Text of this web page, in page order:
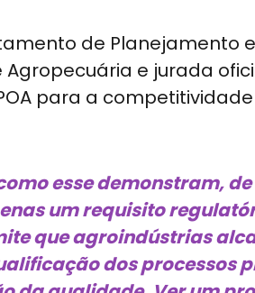
de Planejamento
e jurada
para a
esse demonstram,
um requisito
que agroindústrias
dos processos